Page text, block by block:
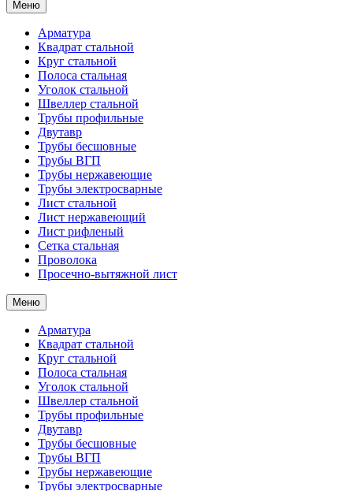
Меню
Арматура
Квадрат стальной
Круг стальной
Полоса стальная
Уголок стальной
Швеллер стальной
Трубы профильные
Двутавр
Трубы бесшовные
Трубы ВГП
Трубы нержавеющие
Трубы электросварные
Лист стальной
Лист нержавеющий
Лист рифленый
Сетка стальная
Проволока
Просечно-вытяжной лист
Меню
Арматура
Квадрат стальной
Круг стальной
Полоса стальная
Уголок стальной
Швеллер стальной
Трубы профильные
Двутавр
Трубы бесшовные
Трубы ВГП
Трубы нержавеющие
Трубы электросварные